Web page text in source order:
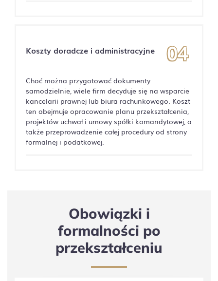
Koszty doradcze i administracyjne
Choć można przygotować dokumenty
samodzielnie, wiele firm decyduje się na wsparcie
kancelarii prawnej lub biura rachunkowego. Koszt
ten obejmuje opracowanie planu przekształcenia,
projektów uchwał i umowy spółki komandytowej, a
także przeprowadzenie całej procedury od strony
formalnej i podatkowej.
Obowiązki i
formalności po
przekształceniu